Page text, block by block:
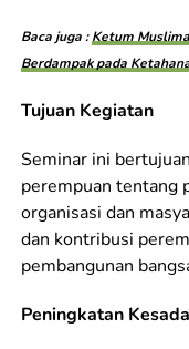
Baca juga :Ketum
Berdampak pada
Tujuan Kegiatan
Seminar ini
perempuan tentang
organisasi dan
dan kontribusi
pembangunan
Peningkatan